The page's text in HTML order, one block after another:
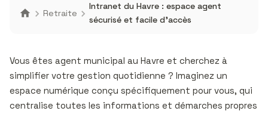
Retraite
Intranet du Havre : espace agent
sécurisé et facile d’accès
Vous êtes agent municipal au Havre et cherchez à
simplifier votre gestion quotidienne ? Imaginez un
espace numérique conçu spécifiquement pour vous, qui
centralise toutes les informations et démarches propres